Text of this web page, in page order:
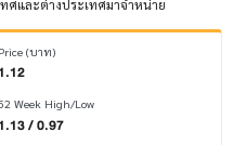
และต่างประเทศมาจำหน่าย
Price (บาท)
Week High/Low
/ 0.97